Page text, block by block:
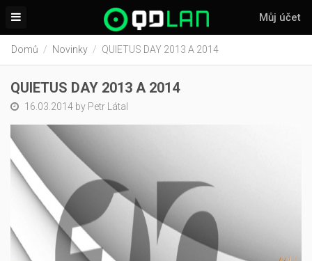
Můj účet
Domů Novinky QUIETUS DAY 2013 A 2014
QUIETUS DAY 2013 A 2014
16.03.2014 by Petr Látal